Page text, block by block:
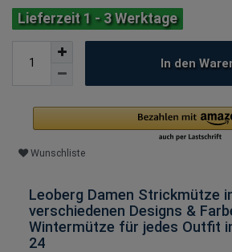
Lieferzeit 1 - 3 Werktage
In den
Wunschliste
Leoberg Damen Strickmütze
verschiedenen Designs &
Wintermütze für jedes Outfit
24